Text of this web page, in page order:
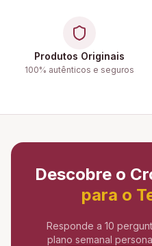
Produtos Originais
100% autênticos e seguros
Descobre o
para o
Responde a 10
plano semanal